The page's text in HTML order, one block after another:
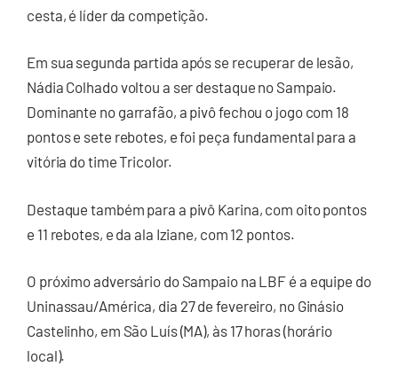
cesta, é líder da competição.
Em sua segunda partida após se recuperar de lesão,
Nádia Colhado voltou a ser destaque no Sampaio.
Dominante no garrafão, a pivô fechou o jogo com 18
pontos e sete rebotes, e foi peça fundamental para a
vitória do time Tricolor.
Destaque também para a pivô Karina, com oito pontos
e 11 rebotes, e da ala Iziane, com 12 pontos.
O próximo adversário do Sampaio na LBF é a equipe do
Uninassau/América, dia 27 de fevereiro, no Ginásio
Castelinho, em São Luís (MA), às 17 horas (horário
local).